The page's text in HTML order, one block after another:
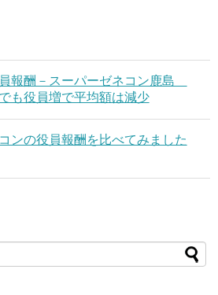
報酬－スーパーゼネコン鹿島
も役員増で平均額は減少
ンの役員報酬を比べてみました